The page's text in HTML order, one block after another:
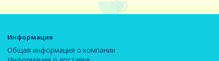
Информация
Общая информация о компании